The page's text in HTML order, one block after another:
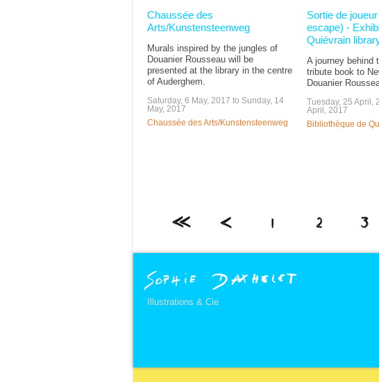
Chaussée des
Arts/Kunstensteenweg
Murals inspired by the jungles of
Douanier Rousseau will be
presented at the library in the centre
of Auderghem.
Saturday, 6 May, 2017 to Sunday, 14
May, 2017
Chaussée des Arts/Kunstensteenweg
Sortie de
escape) -
Quiévrain
A journey behind
tribute book to
Douanier
Tuesday, 25 April,
April, 2017
Bibliothèque de
Illustrations & Cie